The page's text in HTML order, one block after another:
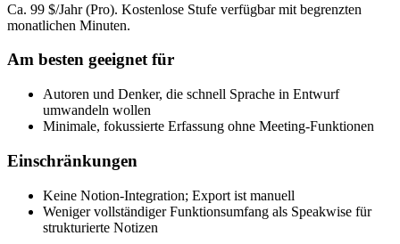
Ca. 99 $/Jahr (Pro). Kostenlose Stufe verfügbar mit begrenzten
monatlichen Minuten.
Am besten geeignet für
Autoren und Denker, die schnell Sprache in Entwurf
umwandeln wollen
Minimale, fokussierte Erfassung ohne Meeting-Funktionen
Einschränkungen
Keine Notion-Integration; Export ist manuell
Weniger vollständiger Funktionsumfang als Speakwise für
strukturierte Notizen